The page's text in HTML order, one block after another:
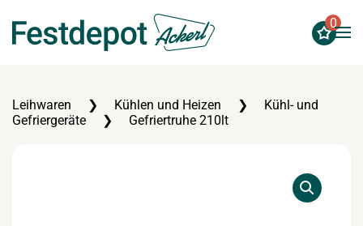
Zum Hauptinhalt springen
0
Leihwaren Kühlen und Heizen
Kühl- und
Gefriergeräte
Gefriertruhe 210lt